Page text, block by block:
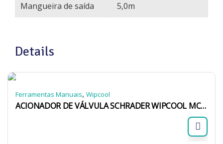
Mangueira de saída 5,0m
Details
Ferramentas Manuais, Wipcool
ACIONADOR DE VÁLVULA SCHRADER WIPCOOL MCV-1 5/16 X 5/16